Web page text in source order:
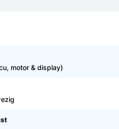
motor & display)